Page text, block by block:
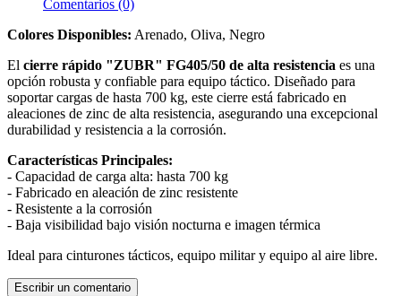
Comentarios (0)
Colores Disponibles: Arenado, Oliva, Negro
El cierre rápido "ZUBR" FG405/50 de alta resistencia es una
opción robusta y confiable para equipo táctico. Diseñado para
soportar cargas de hasta 700 kg, este cierre está fabricado en
aleaciones de zinc de alta resistencia, asegurando una excepcional
durabilidad y resistencia a la corrosión.
Características Principales:
- Capacidad de carga alta: hasta 700 kg
- Fabricado en aleación de zinc resistente
- Resistente a la corrosión
- Baja visibilidad bajo visión nocturna e imagen térmica
Ideal para cinturones tácticos, equipo militar y equipo al aire libre.
Escribir un comentario